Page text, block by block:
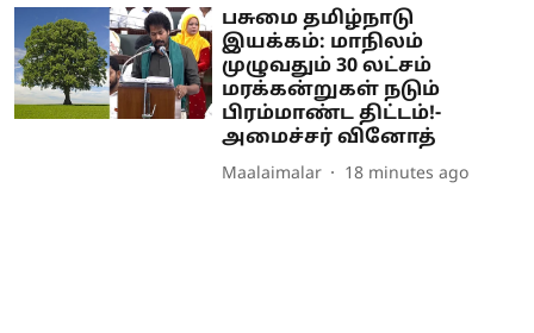
பசுமை தமிழ்நாடு
இயக்கம்: மாநிலம்
முழுவதும் 30 லட்சம்
மரக்கன்றுகள் நடும்
பிரம்மாண்ட திட்டம்!-
அமைச்சர் வினோத்
Maalaimalar 18 minutes ago